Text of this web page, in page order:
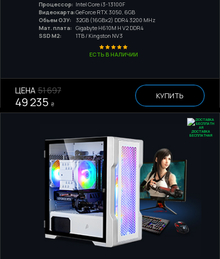
Процессор: Intel Core i3-13100F
Видеокарта:GeForce RTX 3050, 6GB
Обьем ОЗУ:
32GB (16GBx2) DDR4 3200 MHz
Мат. плата:
Gigabyte H610M H V2 DDR4
SSD M2:
1TB / Kingston NV3
ЕСТЬ В НАЛИЧИИ
ЦЕНА 51 697
49 235 ₴
КУПИТЬ
ДОСТАВКА
БЕСПЛАТНАЯ